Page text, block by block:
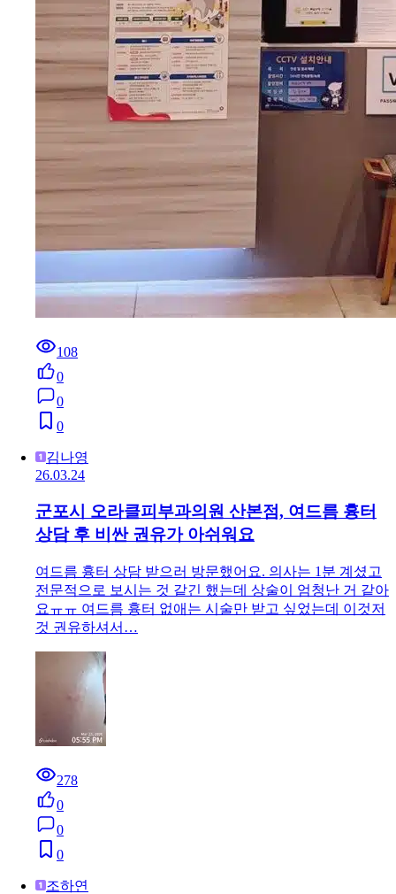
108
0
0
0
김나영
26.03.24
군포시 오라클피부과의원 산본점, 여드름 흉터
상담 후 비싼 권유가 아쉬워요
여드름 흉터 상담 받으러 방문했어요. 의사는 1분 계셨고
전문적으로 보시는 것 같긴 했는데 상술이 엄청난 거 같아
요ㅠㅠ 여드름 흉터 없애는 시술만 받고 싶었는데 이것저
것 권유하셔서…
278
0
0
0
조하연